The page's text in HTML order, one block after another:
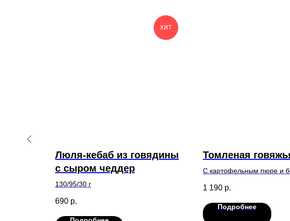
ХИТ
Люля-кебаб из говядины
с сыром чеддер
130/95/30 г
690 р.
Томленая
С картофельным пюре и
1 190 р.
Подробнее